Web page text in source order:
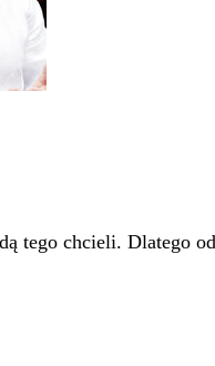
tego chcieli. Dlatego